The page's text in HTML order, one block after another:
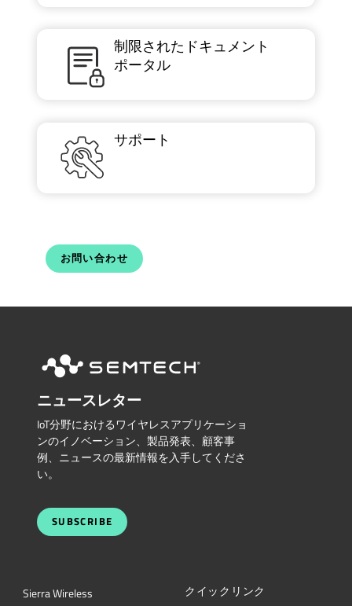
制限されたドキュメント
ポータル
サポート
お問い合わせ
ニュースレター
IoT分野におけるワイヤレスアプリケーショ
ンのイノベーション、製品発表、顧客事
例、ニュースの最新情報を入手してくださ
い。
SUBSCRIBE
Sierra Wireless
クイックリンク